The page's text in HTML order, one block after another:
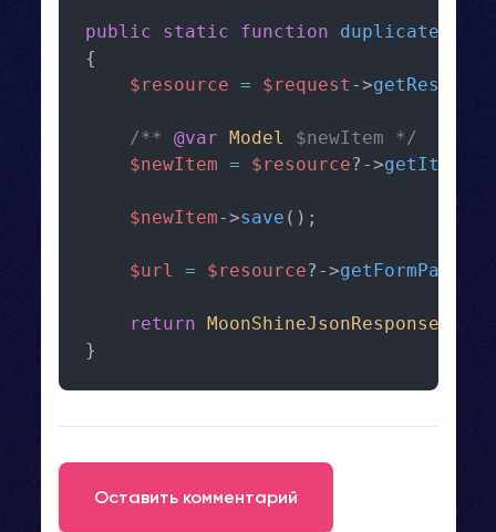
public static function duplicateRow (
{
$resource = $request ->getResource
/** @var Model $newItem */
$newItem = $resource?->getItem ()-
$newItem->save ();
$url = $resource?->getFormPageUrl
return MoonShineJsonResponse
}
Оставить комментарий